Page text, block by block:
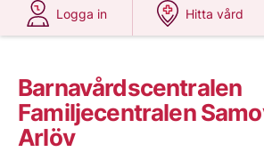
Logga in
Hitta vård
Barnavårdscentralen
Familjecentralen
Arlöv